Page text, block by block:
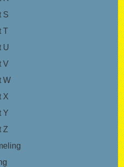
S
T
U
V
W
X
Y
Z